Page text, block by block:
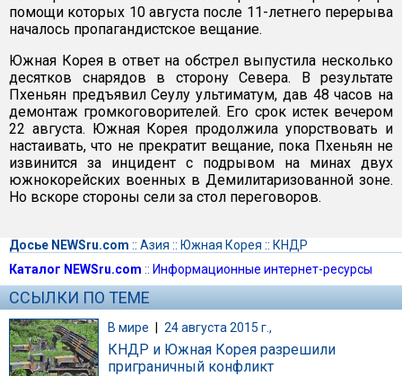
помощи которых 10 августа после 11-летнего перерыва
началось пропагандистское вещание.
Южная Корея в ответ на обстрел выпустила несколько
десятков снарядов в сторону Севера. В результате
Пхеньян предъявил Сеулу ультиматум, дав 48 часов на
демонтаж громкоговорителей. Его срок истек вечером
22 августа. Южная Корея продолжила упорствовать и
настаивать, что не прекратит вещание, пока Пхеньян не
извинится за инцидент с подрывом на минах двух
южнокорейских военных в Демилитаризованной зоне.
Но вскоре стороны сели за стол переговоров.
Досье NEWSru.com :: Азия :: Южная Корея :: КНДР
Каталог NEWSru.com :: Информационные интернет-ресурсы
ССЫЛКИ ПО ТЕМЕ
В мире | 24 августа 2015 г.,
КНДР и Южная Корея разрешили
приграничный конфликт